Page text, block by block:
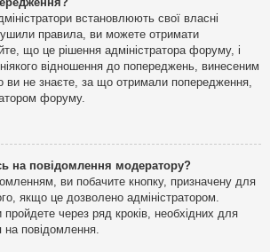
встановлюють свої власні
правила, ви можете отримати
що це рішення адміністратора форуму, і
відношення до попереджень, винесеним
ви не знаєте, за що отримали попередження,
форуму.
на повідомлення модератору?
ви побачите кнопку, призначену для
якщо це дозволено адміністратором.
через ряд кроків, необхідних для
на повідомлення.